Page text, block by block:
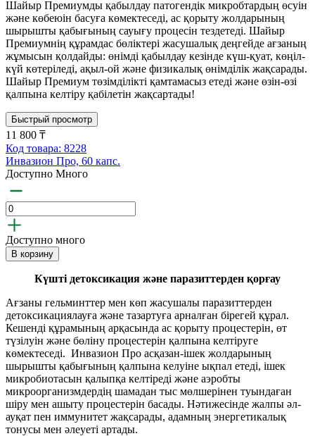
Шайыр Премиумды қабылдау патогендік микробтардың өсуін
және көбеюін басуға көмектеседі, ас қорыту жолдарының
шырышты қабығының сауығу процесін тездетеді. Шайыр
Премиумнің құрамдас бөліктері жасушалық деңгейде ағзаның
жұмысын қолдайды: өнімді қабылдау кезінде күш-қуат, көңіл-
күй көтеріледі, ақыл-ой және физикалық өнімділік жақсарады.
Шайыр Премиум төзімділікті қамтамасыз етеді және өзін-өзі
қалпына келтіру қабілетін жақсартады!
Быстрый просмотр
11 800 ₸
Код товара: 8228
Инвазион Про, 60 капс.
Доступно Много
Доступно много
В корзину
Күшті детоксикация және паразиттерден қорғау
Ағзаны гельминттер мен көп жасушалы паразиттерден
детоксикациялауға және тазартуға арналған бірегей құрал.
Кешенді құрамының арқасында ас қорыту процестерін, өт
түзілуін және бөліну процестерін қалпына келтіруге
көмектеседі. Инвазион Про асқазан-ішек жолдарының
шырышты қабығының қалпына келуіне ықпал етеді, ішек
микробиотасын қалыпқа келтіреді және аэробты
микроорганизмдердің шамадан тыс мөлшерінен туындаған
шіру мен ашыту процестерін басады. Нәтижесінде жалпы әл-
ауқат пен иммунитет жақсарады, адамның энергетикалық
тонусы мен әлеуеті артады.